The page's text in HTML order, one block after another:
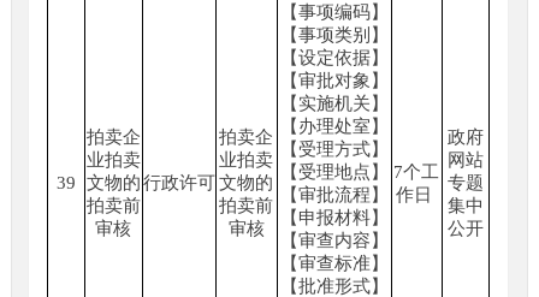
39
拍卖企
业拍卖
文物的
拍卖前
审核
行政许可
拍卖企
业拍卖
文物的
拍卖前
审核
【事项编码】
【事项类别】
【设定依据】
【审批对象】
【实施机关】
【办理处室】
【受理方式】
【受理地点】
【审批流程】
【申报材料】
【审查内容】
【审查标准】
【批准形式】
7个工
作日
政府
网站
专题
集中
公开